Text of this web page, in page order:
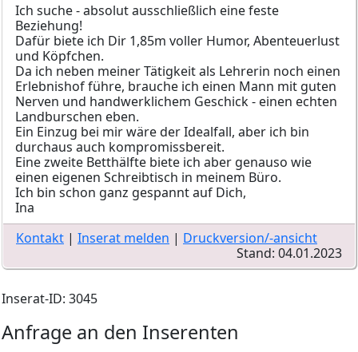
Ich suche - absolut ausschließlich eine feste
Beziehung!
Dafür biete ich Dir 1,85m voller Humor, Abenteuerlust
und Köpfchen.
Da ich neben meiner Tätigkeit als Lehrerin noch einen
Erlebnishof führe, brauche ich einen Mann mit guten
Nerven und handwerklichem Geschick - einen echten
Landburschen eben.
Ein Einzug bei mir wäre der Idealfall, aber ich bin
durchaus auch kompromissbereit.
Eine zweite Betthälfte biete ich aber genauso wie
einen eigenen Schreibtisch in meinem Büro.
Ich bin schon ganz gespannt auf Dich,
Ina
Kontakt | Inserat melden | Druckversion/-ansicht
Stand: 04.01.2023
Inserat-ID: 3045
Anfrage an den Inserenten